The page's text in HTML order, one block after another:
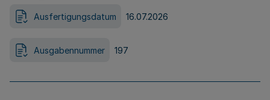
Ausfertigungsdatum 16.07.2026
Ausgabennummer 197